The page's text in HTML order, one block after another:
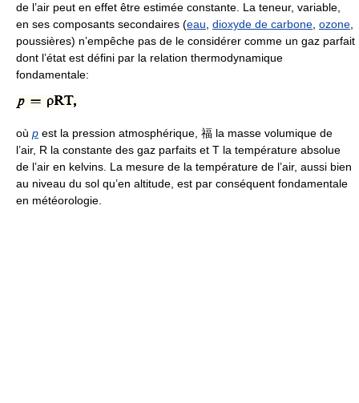
de l’air peut en effet être estimée constante. La teneur, variable,
en ses composants secondaires (eau dioxyde de carbone ozone
poussières) n’empêche pas de le considérer comme un gaz parfait
dont l’état est défini par la relation thermodynamique
fondamentale:
où p est la pression atmosphérique, 福 la masse volumique de
l’air, R la constante des gaz parfaits et T la température absolue
de l’air en kelvins. La mesure de la température de l’air, aussi bien
au niveau du sol qu’en altitude, est par conséquent fondamentale
en météorologie.